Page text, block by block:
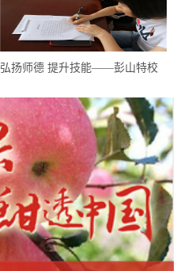
弘扬师德 提升技能——彭山特校